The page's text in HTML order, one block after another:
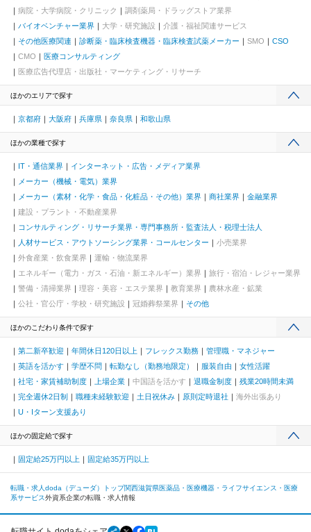
病院・大学病院・クリニック
調剤薬局・ドラッグストア業界
バイオベンチャー業界
大学・研究施設
介護・福祉関連サービス
その他医療関連
診断薬・臨床検査機器・臨床検査試薬メーカー SMO
CSO
CMO
医療コンサルティング
医療広告代理店・出版社・マーケティング・リサーチ
ほかのエリアで探す
京都府 大阪府 兵庫県 奈良県 和歌山県
ほかの業種で探す
IT・通信業界
インターネット・広告・メディア業界
メーカー（機械・電気）業界
メーカー（素材・化学・食品・化粧品・その他）業界
商社業界
金融業界
建設・プラント・不動産業界
コンサルティング・リサーチ業界・専門事務所・監査法人・税理士法人
人材サービス・アウトソーシング業界・コールセンター
小売業界
外食産業・飲食業界
運輸・物流業界
エネルギー（電力・ガス・石油・新エネルギー）業界
旅行・宿泊・レジャー業界
警備・清掃業界
理容・美容・エステ業界 教育業界
農林水産・鉱業
公社・官公庁・学校・研究施設
冠婚葬祭業界 その他
ほかのこだわり条件で探す
第二新卒歓迎 年間休日120日以上 フレックス勤務
管理職・マネジャー
英語を活かす
学歴不問 転勤なし（勤務地限定） 服装自由
女性活躍
社宅・家賃補助制度
上場企業 中国語を活かす 退職金制度
残業20時間未満
完全週休2日制
職種未経験歓迎 土日祝休み 原則定時退社
海外出張あり
U・Iターン支援あり
ほかの固定給で探す
固定給25万円以上 固定給35万円以上
転職・求人doda（デューダ）トップ関西滋賀県医薬品・医療機器・ライフサイエンス・医療
系サービス外資系企業の転職・求人情報